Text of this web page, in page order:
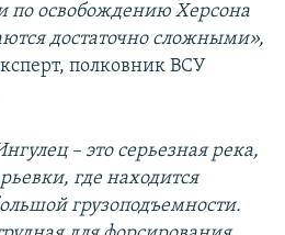
по освобождению Херсона
достаточно сложными»,
полковник ВСУ
– это серьезная река,
где находится
грузоподъемности.